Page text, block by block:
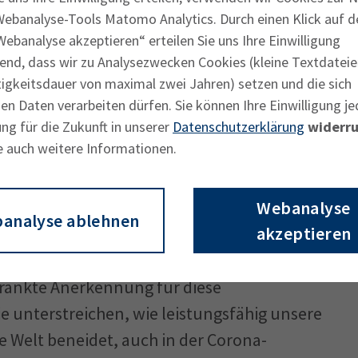
Tools Matomo Analytics. Durch einen Klick auf
akzeptieren“ erteilen Sie uns Ihre Einwilligung
dass wir zu Analysezwecken Cookies (kleine
von maximal zwei Jahren) setzen und die sich
Daten verarbeiten dürfen. Sie können Ihre Einwilligung
für die Zukunft in unserer Datenschutzerklärung
auch weitere Informationen.
ablehnen
Webanalyse
akzeptieren
beendet. Die in ihrem jeweiligen
die die Prüfungen mindestens mit der
die IHK für München und Oberbayern
traditionelle Festveranstaltung für die
Betrieben musste die IHK München
absagen.
auch bayernweit mit dem
Für elf dieser Besten reichte die Note
Top-Absolventen zolle ich
Anerkennung für diese
unter­streichen, wie leistungsfähig unsere
beneidet, auch in der Corona-